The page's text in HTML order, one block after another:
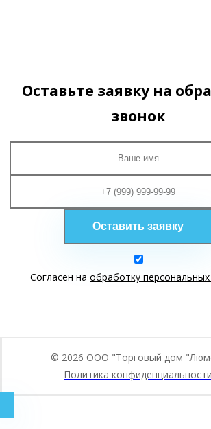
Оставьте заявку на
звонок
Согласен наобработку
© 2026 ООО "Торговый дом
Политика конфиденциальности